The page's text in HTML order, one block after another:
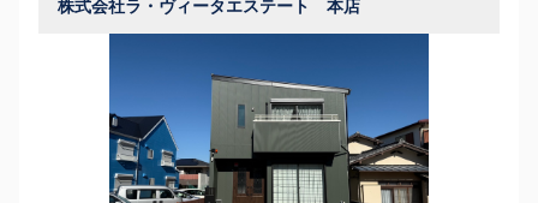
株式会社ラ・ヴィータエステート 本店